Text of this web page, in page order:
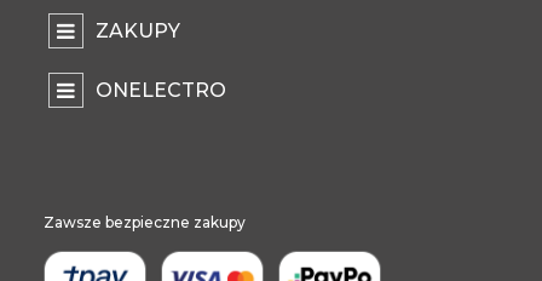
ZAKUPY
ONELECTRO
Zawsze bezpieczne zakupy